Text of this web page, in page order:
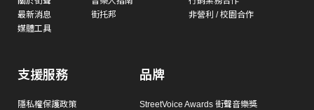
最新消息
媒體工具
街托邦
非營利 / 校園合作
支援服務
隱私權保護政策
品牌
StreetVoice Awards 街聲音樂獎